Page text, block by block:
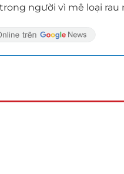
người vì mê loại rau